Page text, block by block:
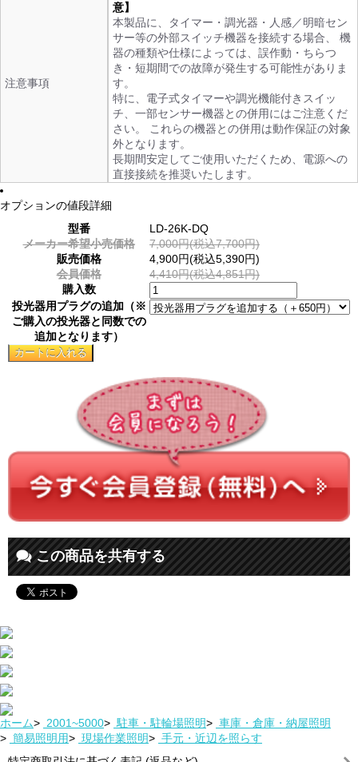
注意事項
意】
本製品に、タイマー・調光器・人感／明暗セン
サー等の外部スイッチ機器を接続する場合、 機
器の種類や仕様によっては、誤作動・ちらつ
き・短期間での故障が発生する可能性がありま
す。
特に、電子式タイマーや調光機能付きスイッ
チ、一部センサー機器との併用にはご注意くだ
さい。 これらの機器との併用は動作保証の対象
外となります。
長期間安定してご使用いただくため、電源への
直接接続を推奨いたします。
オプションの値段詳細
型番
LD-26K-DQ
メーカー希望小売価格
7,000円(税込7,700円)
販売価格
4,900円(税込5,390円)
会員価格
4,410円(税込4,851円)
購入数
投光器用プラグの追加（※
ご購入の投光器と同数での
追加となります）
この商品を共有する
ホーム> 2001~5000> 駐車・駐輪場照明> 車庫・倉庫・納屋照明
> 簡易照明用> 現場作業照明> 手元・近辺を照らす